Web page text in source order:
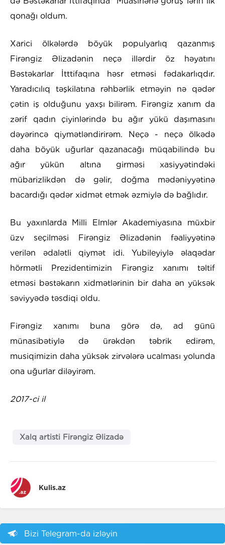
qonağı oldum.
Xarici ölkələrdə böyük populyarlıq qazanmış
Firəngiz Əlizadənin neçə illərdir öz həyatını
Bəstəkarlar İtttifaqına həsr etməsi fədakarlıqdır.
Yaradıcılıq təşkilatına rəhbərlik etməyin nə qədər
çətin iş olduğunu yaxşı bilirəm. Firəngiz xanım da
zərif qadın çiyinlərində bu ağır yükü daşımasını
dəyərincə qiymətləndirirəm. Neçə - neçə ölkədə
daha böyük uğurlar qazanacağı müqabilində bu
ağır yükün altına girməsi xasiyyətindəki
mübarizlikdən də gəlir, doğma mədəniyyətinə
bacardığı qədər xidmət etmək əzmiylə də bağlıdır.
Bu yaxınlarda Milli Elmlər Akademiyasına müxbir
üzv seçilməsi Firəngiz Əlizadənin fəaliyyətinə
verilən ədalətli qiymət idi. Yubileyiylə əlaqədar
hörmətli Prezidentimizin Firəngiz xanımı təltif
etməsi bəstəkarın xidmətlərinin bir daha ən yüksək
səviyyədə təsdiqi oldu.
Firəngiz xanımı buna görə də, ad günü
münasibətiylə də ürəkdən təbrik edirəm,
musiqimizin daha yüksək zirvələrə ucalması yolunda
ona uğurlar diləyirəm.
2017-ci il
Xalq artisti Firəngiz Əlizadə
Kulis.az
Bizi Telegram-da izləyin